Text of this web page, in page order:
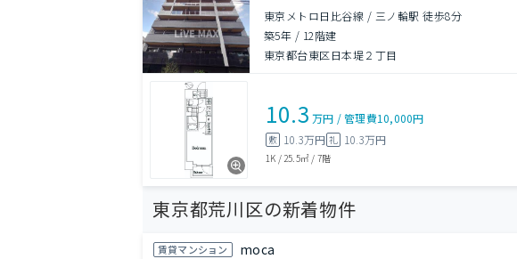
東京メトロ日比谷線 / 三ノ輪駅 徒歩8分
築5年 / 12階建
東京都台東区日本堤２丁目
10.3 万円 /管理費10,000円
敷 10.3万円 礼 10.3万円
1K / 25.5㎡ / 7階
東京都荒川区の新着物件
賃貸マンション moca